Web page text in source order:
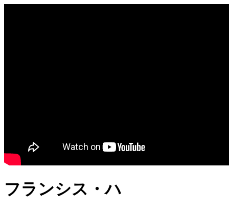
フランシス・ハ